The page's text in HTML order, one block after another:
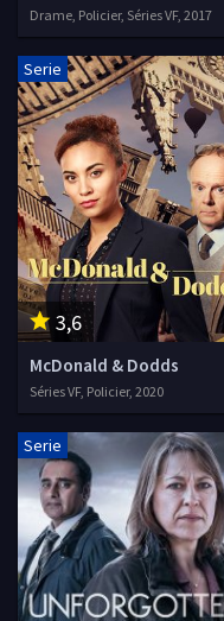
Drame, Policier, Séries VF, 2017
3,6
Serie
McDonald & Dodds
Séries VF, Policier, 2020
Serie